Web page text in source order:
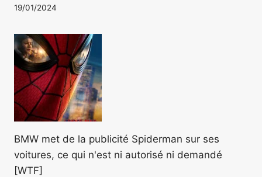
19/01/2024
BMW met de la publicité Spiderman sur ses
voitures, ce qui n'est ni autorisé ni demandé
[WTF]